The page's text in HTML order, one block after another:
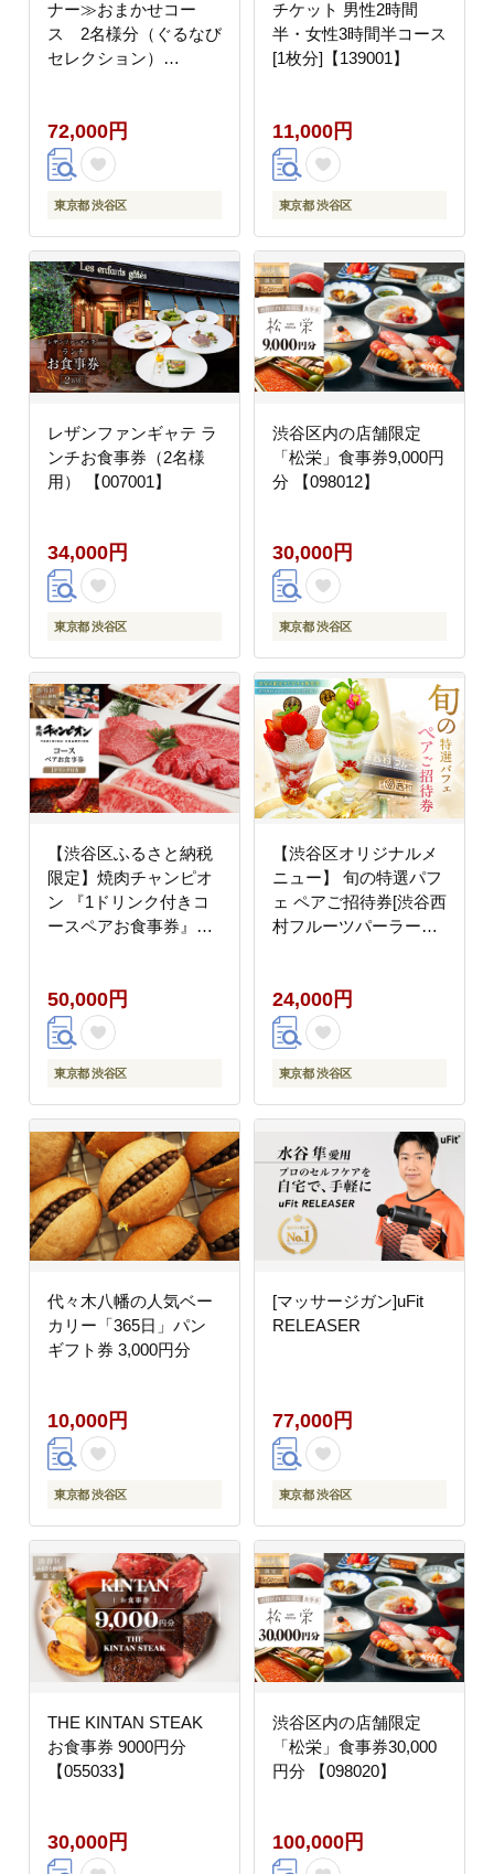
ナー≫おまかせコー
ス 2名様分（ぐるなび
セレクション）
72,000円
東京都 渋谷区
チケット 男性2時間
半・女性3時間半コース
[1枚分]【139001】
11,000円
東京都 渋谷区
レザンファンギャテ ラ
ンチお食事券（2名様
用） 【007001】
34,000円
東京都 渋谷区
渋谷区内の店舗限定
「松栄」食事券9,000円
分 【098012】
30,000円
東京都 渋谷区
【渋谷区ふるさと納税
限定】焼肉チャンピオ
ン 『1ドリンク付きコ
ースペアお食事券』
50,000円
東京都 渋谷区
【渋谷区オリジナルメ
ニュー】 旬の特選パフ
ェ ペアご招待券[渋谷西
村フルーツパーラー道
24,000円
東京都 渋谷区
代々木八幡の人気ベー
カリー「365日」パン
ギフト券 3,000円分
10,000円
東京都 渋谷区
[マッサージガン]uFit
RELEASER
77,000円
東京都 渋谷区
THE KINTAN STEAK
お食事券 9000円分
【055033】
30,000円
渋谷区内の店舗限定
「松栄」食事券30,000
円分 【098020】
100,000円